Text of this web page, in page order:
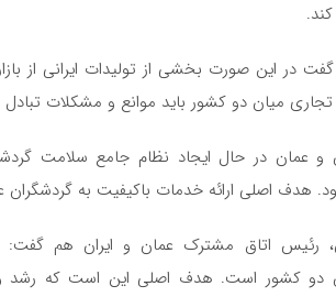
در این صورت بخشی از تولیدات ایرانی از
میان دو کشور باید موانع و مشکلات
و عمان در حال ایجاد نظام جامع سلامت
اصلی ارائه خدمات باکیفیت به گردشگران
رئیس اتاق مشترک عمان و ایران هم گفت:
دو کشور است. هدف اصلی این است که